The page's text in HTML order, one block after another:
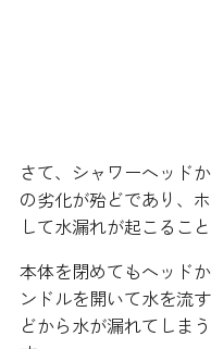
さて、シャワーヘッド
の劣化が殆どであり、
して水漏れが起こるこ
本体を閉めてもヘッド
ンドルを開いて水を流
どから水が漏れてしま